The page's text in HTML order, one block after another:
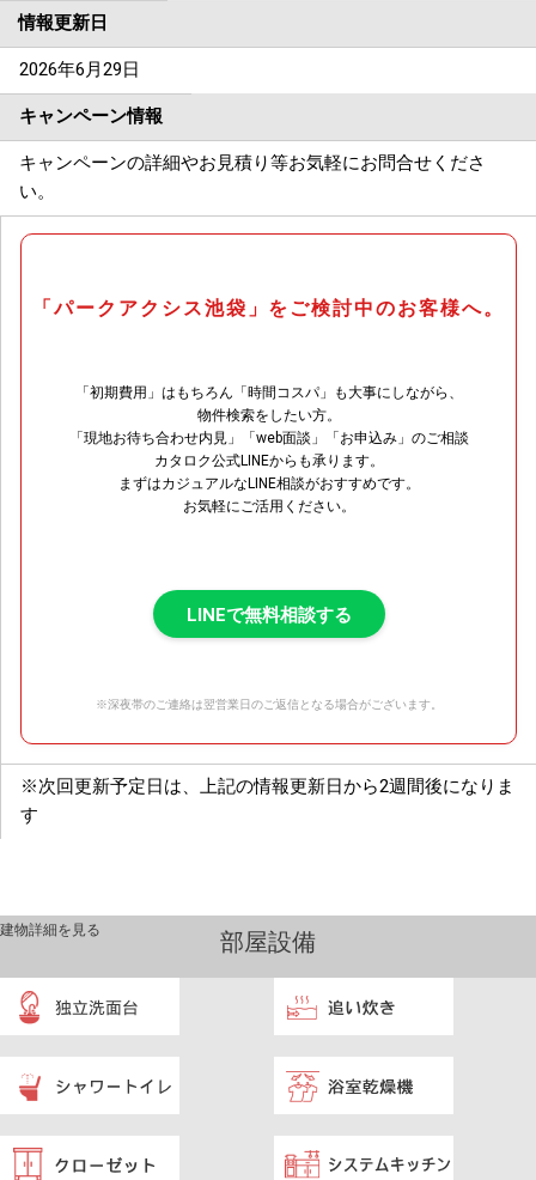
情報更新日
2026年6月29日
キャンペーン情報
キャンペーンの詳細やお見積り等お気軽にお問合せくださ
い。
「パークアクシス池袋」をご検討中のお客様へ。
「初期費用」はもちろん「時間コスパ」も大事にしながら、
物件検索をしたい方。
「現地お待ち合わせ内見」「web面談」「お申込み」のご相談
カタロク公式LINEからも承ります。
まずはカジュアルなLINE相談がおすすめです。
お気軽にご活用ください。
LINEで無料相談する
※深夜帯のご連絡は翌営業日のご返信となる場合がございます。
※次回更新予定日は、上記の情報更新日から2週間後になりま
す
部屋設備
建物詳細を見る